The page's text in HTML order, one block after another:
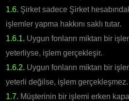
1.6. Şirket sadece Şirket
işlemler yapma hakkını saklı tutar.
1.6.1. Uygun fonların miktarı bir
yeterliyse, işlem gerçekleşir.
1.6.2. Uygun fonların miktarı bir
yeterli değilse, işlem gerçekleşmez.
1.7. Müşterinin bir işlemi erken